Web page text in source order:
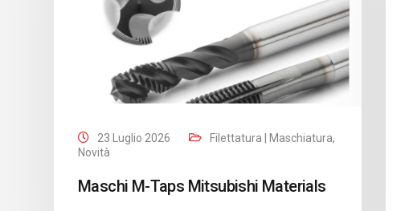
23 Luglio 2026 Filettatura | Maschiatura,
Novità
Maschi M-Taps Mitsubishi Materials